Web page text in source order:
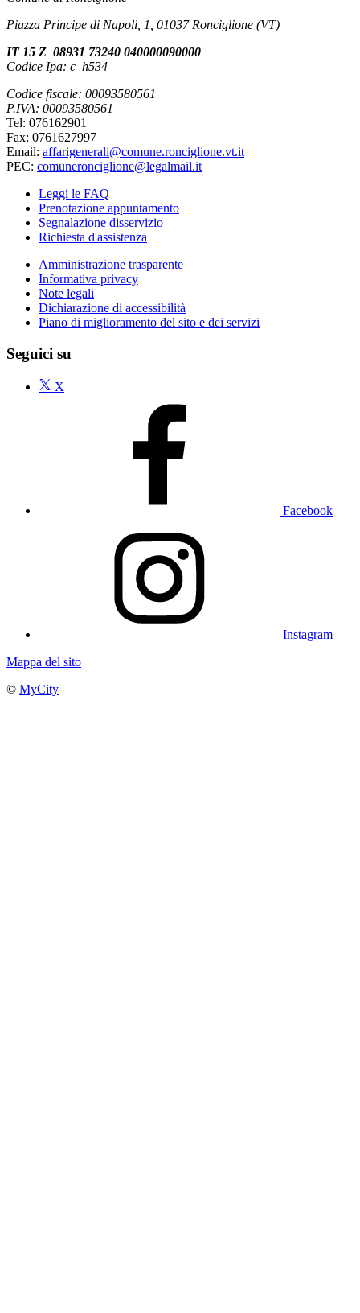
Piazza Principe di Napoli, 1, 01037 Ronciglione (VT)
IT 15 Z 08931 73240 040000090000
Codice Ipa: c_h534
Codice fiscale: 00093580561
P.IVA: 00093580561
Tel: 076162901
Fax: 0761627997
Email: affarigenerali@comune.ronciglione.vt.it
PEC: comuneronciglione@legalmail.it
Leggi le FAQ
Prenotazione appuntamento
Segnalazione disservizio
Richiesta d'assistenza
Amministrazione trasparente
Informativa privacy
Note legali
Dichiarazione di accessibilità
Piano di miglioramento del sito e dei servizi
Seguici su
X
Facebook
Instagram
Mappa del sito
© MyCity